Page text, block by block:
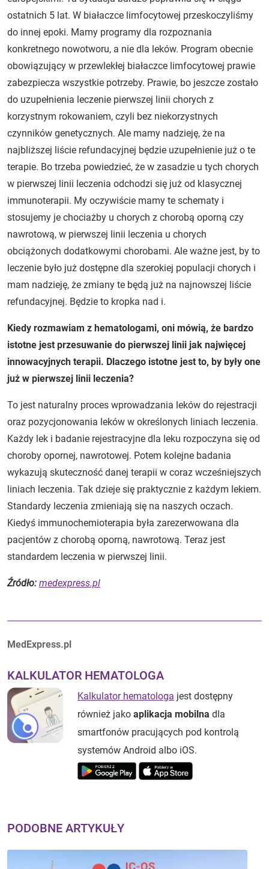
ostatnich 5 lat. W białaczce limfocytowej przeskoczyliśmy
do innej epoki. Mamy programy dla rozpoznania
konkretnego nowotworu, a nie dla leków. Program obecnie
obowiązujący w przewlekłej białaczce limfocytowej prawie
zabezpiecza wszystkie potrzeby. Prawie, bo jeszcze zostało
do uzupełnienia leczenie pierwszej linii chorych z
korzystnym rokowaniem, czyli bez niekorzystnych
czynników genetycznych. Ale mamy nadzieję, że na
najbliższej liście refundacyjnej będzie uzupełnienie już o te
terapie. Bo trzeba powiedzieć, że w zasadzie u tych chorych
w pierwszej linii leczenia odchodzi się już od klasycznej
immunoterapii. My oczywiście mamy te schematy i
stosujemy je chociażby u chorych z chorobą oporną czy
nawrotową, w pierwszej linii leczenia u chorych
obciążonych dodatkowymi chorobami. Ale ważne jest, by to
leczenie było już dostępne dla szerokiej populacji chorych i
mam nadzieję, że zmiany te będą już na najnowszej liście
refundacyjnej. Będzie to kropka nad i.
Kiedy rozmawiam z hematologami, oni mówią, że bardzo
istotne jest przesuwanie do pierwszej linii jak najwięcej
innowacyjnych terapii. Dlaczego istotne jest to, by były one
już w pierwszej linii leczenia?
To jest naturalny proces wprowadzania leków do rejestracji
oraz pozycjonowania leków w określonych liniach leczenia.
Każdy lek i badanie rejestracyjne dla leku rozpoczyna się od
choroby opornej, nawrotowej. Potem kolejne badania
wykazują skuteczność danej terapii w coraz wcześniejszych
liniach leczenia. Tak dzieje się praktycznie z każdym lekiem.
Standardy leczenia zmieniają się na naszych oczach.
Kiedyś immunochemioterapia była zarezerwowana dla
pacjentów z chorobą oporną, nawrotową. Teraz jest
standardem leczenia w pierwszej linii.
Źródło: medexpress.pl
Autorzy:
MedExpress.pl
KALKULATOR HEMATOLOGA
Kalkulator hematologa jest dostępny
również jako aplikacja mobilna dla
smartfonów pracujących pod kontrolą
systemów Android albo iOS.
PODOBNE ARTYKUŁY